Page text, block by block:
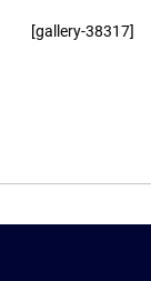
[gallery-38317]